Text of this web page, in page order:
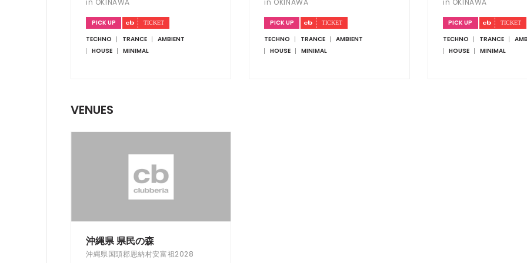
PICK UP
TECHNO
TRANCE
AMBIENT
HOUSE
MINIMAL
PICK UP
TECHNO
TRANCE
AMBIENT
HOUSE
MINIMAL
PICK UP
TECHNO
TRANCE
HOUSE
MINIMAL
VENUES
沖縄県 県民の森
沖縄県国頭郡恩納村安富祖2028